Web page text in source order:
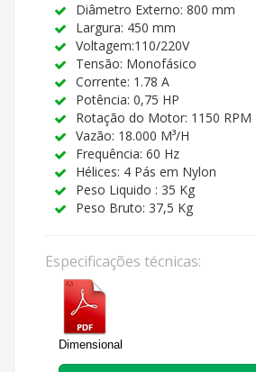
Diâmetro Externo: 800 mm
Largura: 450 mm
Voltagem:110/220V
Tensão: Monofásico
Corrente: 1.78 A
Potência: 0,75 HP
Rotação do Motor: 1150 RPM
Vazão: 18.000 M³/H
Frequência: 60 Hz
Hélices: 4 Pás em Nylon
Peso Liquido : 35 Kg
Peso Bruto: 37,5 Kg
Especificações técnicas:
Dimensional